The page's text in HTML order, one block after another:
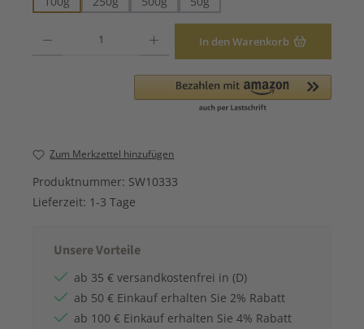
In den Warenkorb
Zum Merkzettel hinzufügen
Produktnummer: SW10333
Lieferzeit: 1-3 Tage
Unsere Vorteile
ab 35 € versandkostenfrei in (D)
ab 50 € Einkauf erhalten Sie 2% Rabatt
ab 100 € Einkauf erhalten Sie 4% Rabatt